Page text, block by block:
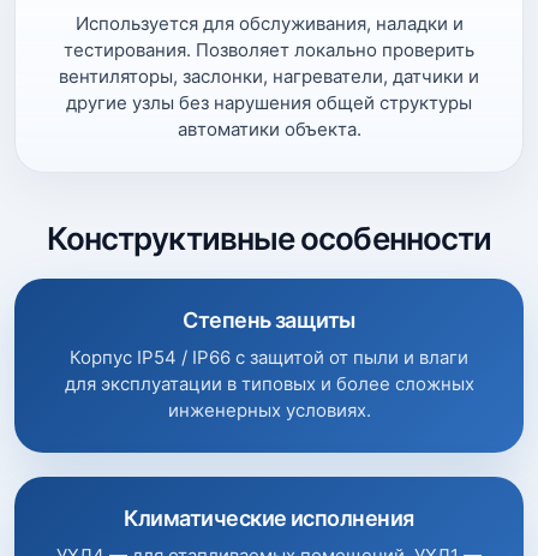
Используется для обслуживания, наладки и
тестирования. Позволяет локально проверить
вентиляторы, заслонки, нагреватели, датчики и
другие узлы без нарушения общей структуры
автоматики объекта.
Конструктивные особенности
Степень защиты
Корпус IP54 / IP66 с защитой от пыли и влаги
для эксплуатации в типовых и более сложных
инженерных условиях.
Климатические исполнения